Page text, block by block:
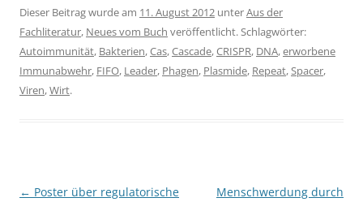
Dieser Beitrag wurde am 11. August 2012 unterAus der
Fachliteratur, Neues vom Buch veröffentlicht. Schlagwörter:
Autoimmunität, Bakterien,Cas,Cascade,CRISPR, DNA,erworbene
Immunabwehr, FIFO, Leader, Phagen, Plasmide, Repeat,Spacer,
Viren,Wirt.
Beitragsnavigation
← Poster über regulatorische
Menschwerdung durch